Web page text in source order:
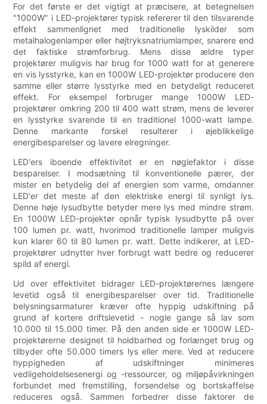
For det første er det vigtigt at præcisere, at betegnelsen
"1000W" i LED-projektører typisk refererer til den tilsvarende
effekt sammenlignet med traditionelle lyskilder som
metalhalogenlamper eller højtryksnatriumlamper, snarere end
det faktiske strømforbrug. Mens disse ældre typer
projektører muligvis har brug for 1000 watt for at generere
en vis lysstyrke, kan en 1000W LED-projektør producere den
samme eller større lysstyrke med en betydeligt reduceret
effekt. For eksempel forbruger mange 1000W LED-
projektører omkring 200 til 400 watt strøm, mens de leverer
en lysstyrke svarende til en traditionel 1000-watt lampe.
Denne markante forskel resulterer i øjeblikkelige
energibesparelser og lavere elregninger.
LED'ers iboende effektivitet er en nøglefaktor i disse
besparelser. I modsætning til konventionelle pærer, der
mister en betydelig del af energien som varme, omdanner
LED'er det meste af den elektriske energi til synligt lys.
Denne høje lysudbytte betyder mere lys med mindre strøm.
En 1000W LED-projektør opnår typisk lysudbytte på over
100 lumen pr. watt, hvorimod traditionelle lamper muligvis
kun klarer 60 til 80 lumen pr. watt. Dette indikerer, at LED-
projektører udnytter hver forbrugt watt bedre og reducerer
spild af energi.
Ud over effektivitet bidrager LED-projektørernes længere
levetid også til energibesparelser over tid. Traditionelle
belysningsarmaturer kræver ofte hyppig udskiftning på
grund af kortere driftslevetid - nogle gange så lav som
10.000 til 15.000 timer. På den anden side er 1000W LED-
projektørerne designet til holdbarhed og forlænget brug og
tilbyder ofte 50.000 timers lys eller mere. Ved at reducere
hyppigheden af ​​udskiftninger minimeres
vedligeholdelsesenergi og -ressourcer, og miljøpåvirkningen
forbundet med fremstilling, forsendelse og bortskaffelse
reduceres også. Sammen forbedrer disse faktorer de